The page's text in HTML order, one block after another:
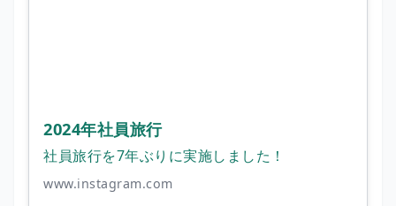
2024年社員旅行
社員旅行を7年ぶりに実施しました！
www.instagram.com